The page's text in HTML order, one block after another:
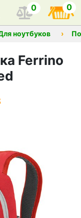
0 0
ноутбуков
Ferrino